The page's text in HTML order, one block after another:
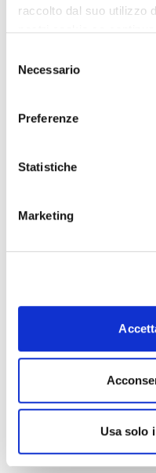
raccolto dal suo utilizzo
delNecessario
Preferenze
Statistiche
Marketing
Usa solo